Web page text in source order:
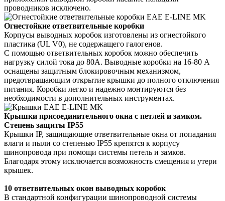
проводников исключено.
Огнестойкие ответвительные коробки
Корпусы выводных коробок изготовлены из огнестойкого
пластика (UL V0), не содержащего галогенов.
С помощью ответвительных коробок можно обеспечить
нагрузку силой тока до 80А. Выводные коробки на 16-80 А
оснащены защитным блокировочным механизмом,
предотвращающим открытие крышки до полного отключения
питания. Коробки легко и надежно монтируются без
необходимости в дополнительных инструментах.
Крышки присоединительного окна с петлей и замком.
Степень защиты IP55
Крышки IP, защищающие ответвительные окна от попадания
влаги и пыли со степенью IP55 крепятся к корпусу
шинопровода при помощи системы петель и замков.
Благодаря этому исключается возможность смещения и утери
крышек.
10 ответвительных окон выводных коробок
В стандартной конфигурации шинопроводной системы